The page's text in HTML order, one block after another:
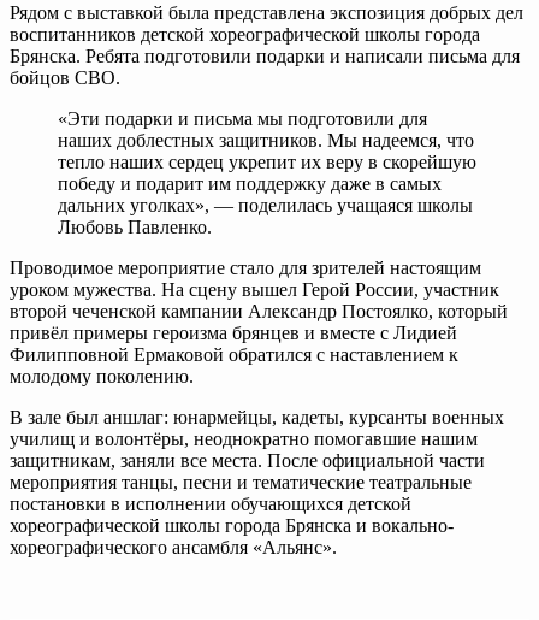
Рядом с выставкой была представлена экспозиция добрых дел
воспитанников детской хореографической школы города
Брянска. Ребята подготовили подарки и написали письма для
бойцов СВО.
«Эти подарки и письма мы подготовили для
наших доблестных защитников. Мы надеемся, что
тепло наших сердец укрепит их веру в скорейшую
победу и подарит им поддержку даже в самых
дальних уголках», — поделилась учащаяся школы
Любовь Павленко.
Проводимое мероприятие стало для зрителей настоящим
уроком мужества. На сцену вышел Герой России, участник
второй чеченской кампании Александр Постоялко, который
привёл примеры героизма брянцев и вместе с Лидией
Филипповной Ермаковой обратился с наставлением к
молодому поколению.
В зале был аншлаг: юнармейцы, кадеты, курсанты военных
училищ и волонтёры, неоднократно помогавшие нашим
защитникам, заняли все места. После официальной части
мероприятия танцы, песни и тематические театральные
постановки в исполнении обучающихся детской
хореографической школы города Брянска и вокально-
хореографического ансамбля «Альянс».